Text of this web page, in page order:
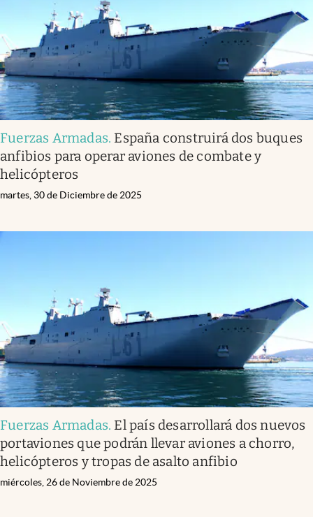
Fuerzas Armadas. España construirá dos buques
anfibios para operar aviones de combate y
helicópteros
martes, 30 de Diciembre de 2025
Fuerzas Armadas. El país desarrollará dos nuevos
portaviones que podrán llevar aviones a chorro,
helicópteros y tropas de asalto anfibio
miércoles, 26 de Noviembre de 2025